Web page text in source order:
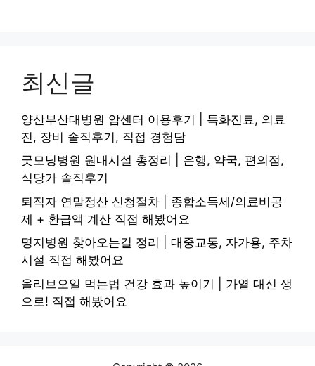
최신글
양산부산대병원 암센터 이용후기 | 특화진료, 의료
진, 장비 솔직후기, 직접 경험담
굿모닝병원 원내시설 총정리 | 은행, 약국, 편의점,
식당가 솔직후기
퇴직자 연말정산 신청절차 | 종합소득세/의료비공
제 + 환급액 계산 직접 해봤어요
명지병원 찾아오는길 정리 | 대중교통, 자가용, 주차
시설 직접 해봤어요
올리브오일 먹는법 건강 효과 높이기 | 가열 대신 생
으로! 직접 해봤어요